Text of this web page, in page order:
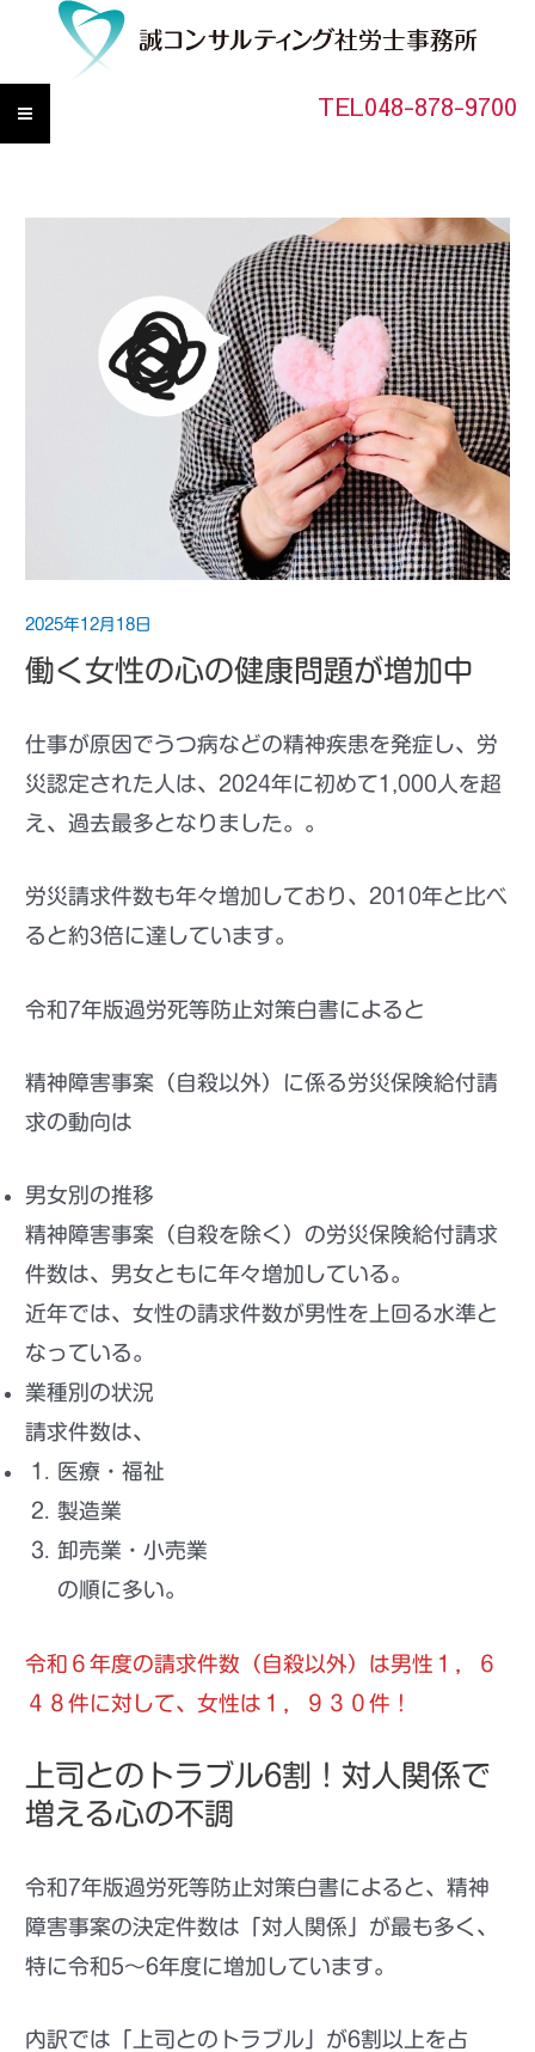
TEL048-878-9700
2025年12月18日
働く女性の心の健康問題が増加中
仕事が原因でうつ病などの精神疾患を発症し、労
災認定された人は、2024年に初めて1,000人を超
え、過去最多となりました。。
労災請求件数も年々増加しており、2010年と比べ
ると約3倍に達しています。
令和7年版過労死等防止対策白書によると
精神障害事案（自殺以外）に係る労災保険給付請
求の動向は
男女別の推移
精神障害事案（自殺を除く）の労災保険給付請求
件数は、男女ともに年々増加している。
近年では、女性の請求件数が男性を上回る水準と
なっている。
業種別の状況
請求件数は、
医療・福祉
製造業
卸売業・小売業
の順に多い。
令和６年度の請求件数（自殺以外）は男性１，６
４８件に対して、女性は１，９３０件！
上司とのトラブル6割！対人関係で
増える心の不調
令和7年版過労死等防止対策白書によると、精神
障害事案の決定件数は「対人関係」が最も多く、
特に令和5～6年度に増加しています。
内訳では「上司とのトラブル」が6割以上を占